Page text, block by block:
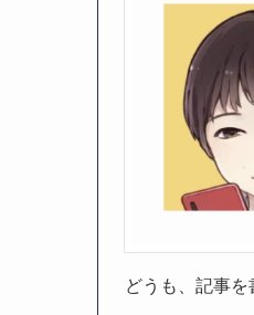
どうも、記事